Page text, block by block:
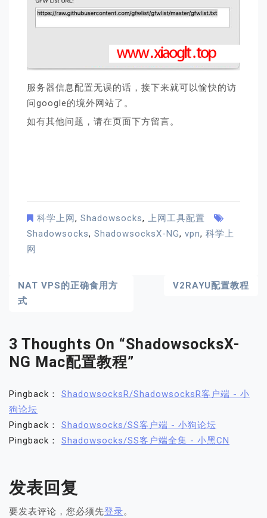
服务器信息配置无误的话，接下来就可以愉快的访
问google的境外网站了。
如有其他问题，请在页面下方留言。
科学上网 , Shadowsocks, 上网工具配置
Shadowsocks, ShadowsocksX-NG, vpn, 科学上
网
文
章
航
NAT VPS的正确食用方
式
V2RAYU配置教程
3 Thoughts On “ShadowsocksX-
NG Mac配置教程”
Pingback： ShadowsocksR/ShadowsocksR客户端 - 小
狗论坛
Pingback： Shadowsocks/SS客户端 - 小狗论坛
Pingback： Shadowsocks/SS客户端全集 - 小黑CN
发表回复
要发表评论，您必须先登录。